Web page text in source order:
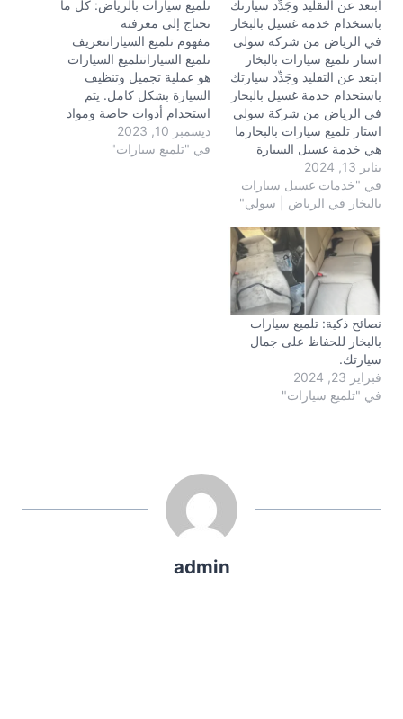
ابتعد عن التقليد وجَدِّد سيارتك
باستخدام خدمة غسيل بالبخار
في الرياض من شركة سولى
استار تلميع سيارات بالبخار
ابتعد عن التقليد وجَدِّد سيارتك
باستخدام خدمة غسيل بالبخار
في الرياض من شركة سولى
استار تلميع سيارات بالبخارما
هي خدمة غسيل السيارة
بالبخار؟Source:
images.pexels.comخدمة
غسيل السيارة بالبخار هي
السيارة وتجديدها. تعتمد هذه
الخدمة على استخدام البخار
المشبع بالماء لإزالة الأوساخ
والشوائب من السطح
الخارجي والداخلي للسيارة.…
يناير 13, 2024
في "خدمات غسيل سيارات
بالبخار في الرياض | سولي"
تلميع سيارات بالرياض: كل ما
تحتاج إلى معرفته
مفهوم تلميع السياراتتعريف
تلميع السياراتتلميع السيارات
هو عملية تجميل وتنظيف
السيارة بشكل كامل. يتم
استخدام أدوات خاصة ومواد
كيميائية لتلميع السطح
الخارجي للسيارة لجعله يبدو
ديسمبر 10, 2023
في "تلميع سيارات"
نصائح ذكية: تلميع سيارات
بالبخار للحفاظ على جمال
سيارتك.
فبراير 23, 2024
في "تلميع سيارات"
admin